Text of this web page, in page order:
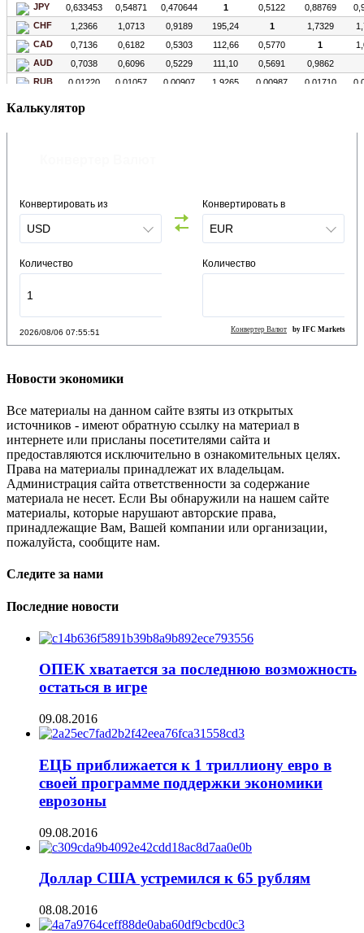
Калькулятор
Конвертировать из
Количество
Конвертировать в
Количество
2026/08/06 07:55:51 Конвертер Валют by IFC Markets
Новости экономики
Все материалы на данном сайте взяты из открытых
источников - имеют обратную ссылку на материал в
интернете или присланы посетителями сайта и
предоставляются исключительно в ознакомительных целях.
Права на материалы принадлежат их владельцам.
Администрация сайта ответственности за содержание
материала не несет. Если Вы обнаружили на нашем сайте
материалы, которые нарушают авторские права,
принадлежащие Вам, Вашей компании или организации,
пожалуйста, сообщите нам.
Следите за нами
Последние новости
ОПЕК хватается за последнюю возможность
остаться в игре
09.08.2016
ЕЦБ приближается к 1 триллиону евро в
своей программе поддержки экономики
еврозоны
09.08.2016
Доллар США устремился к 65 рублям
08.08.2016